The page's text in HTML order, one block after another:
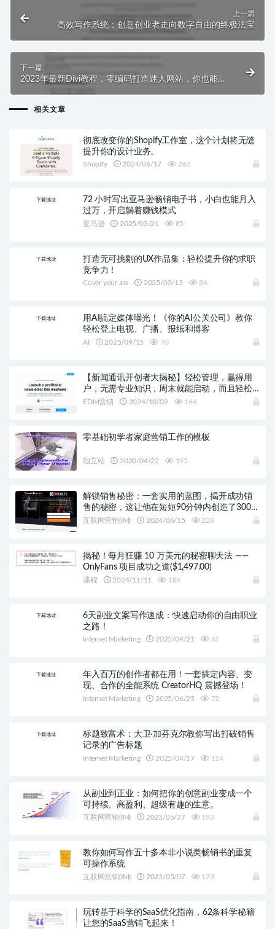
上一篇
高效写作系统：创意创业者走向数字自由的终极法宝
下一篇
2023年最新Divi教程，零编码打造迷人网站，你也能成
相关文章
彻底改变你的Shopify工作室，这个计划将无缝
提升你的设计业务。
Shopify 2024/06/17 262
72 小时写出亚马逊畅销电子书，小白也能月入
过万，开启躺着赚钱模式
亚马逊 2025/03/21 85
打造无可挑剔的UX作品集：轻松提升你的求职
竞争力！
Cover your ass 2025/03/13 86
用AI搞定媒体曝光！《你的AI公关公司》教你
轻松登上电视、广播、报纸和博客
AI 2025/09/15 70
【新闻通讯开创者大揭秘】轻松管理，赢得用
户，无需专业知识，周末就能启动，而且轻松
盈利！
EDM营销 2024/10/09 164
零基础初学者家庭营销工作的模板
独立站 2020/04/22 195
解锁销售秘密：一套实用的蓝图，揭开成功销
售的秘密，这让他在短短90分钟内创造了300万
美元的收入。
互联网营销(IM) 2024/06/15 228
揭秘！每月狂赚 10 万美元的秘密聊天法 ——
OnlyFans 项目成功之道($1,497.00)
课程 2024/11/11 189
6天副业文案写作速成：快速启动你的自由职业
之路！
Internet Marketing 2025/04/21 61
年入百万的创作者都在用！一套搞定内容、变
现、合作的全能系统 CreatorHQ 震撼登场！
Internet Marketing 2025/06/25 72
标题致富术：大卫·加芬克尔教你写出打破销售
记录的广告标题
Internet Marketing 2025/04/17 114
从副业到正业：如何把你的创意副业变成一个
可持续、高盈利、超级有趣的生意。
互联网营销(IM) 2023/05/27 193
教你如何写作五十多本非小说类畅销书的重复
可操作系统
互联网营销(IM) 2023/05/07 173
玩转基于科学的SaaS优化指南，62条科学秘籍
让您的SaaS营销飞起来！